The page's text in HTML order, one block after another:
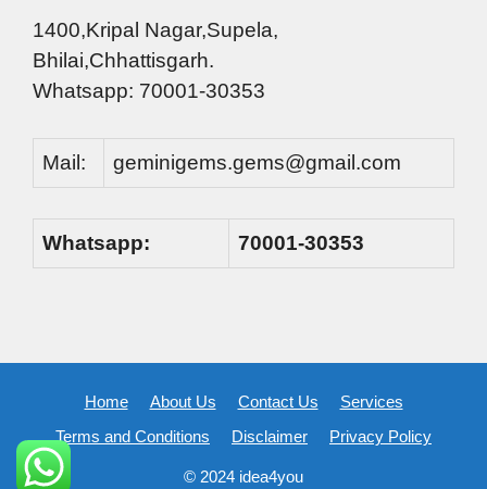
1400,Kripal Nagar,Supela,
Bhilai,Chhattisgarh.
Whatsapp: 70001-30353
Mail: geminigems.gems@gmail.com
Whatsapp: 70001-30353
Home About Us Contact Us
Services
Terms and Conditions
Disclaimer Privacy Policy
© 2024 idea4you